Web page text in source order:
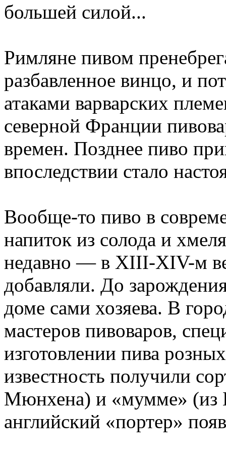
большей силой...
Римляне пивом
разбавленное винцо, и
атаками варварских
северной Франции
времен. Позднее пиво
впоследствии стало
Вообще-то пиво в
напиток из солода и
недавно — в XIII-XIV-м
добавляли. До
доме сами хозяева. В
мастеров пивоваров,
изготовлении пива
известность получили
Мюнхена) и «мумме» (из
английский «портер»